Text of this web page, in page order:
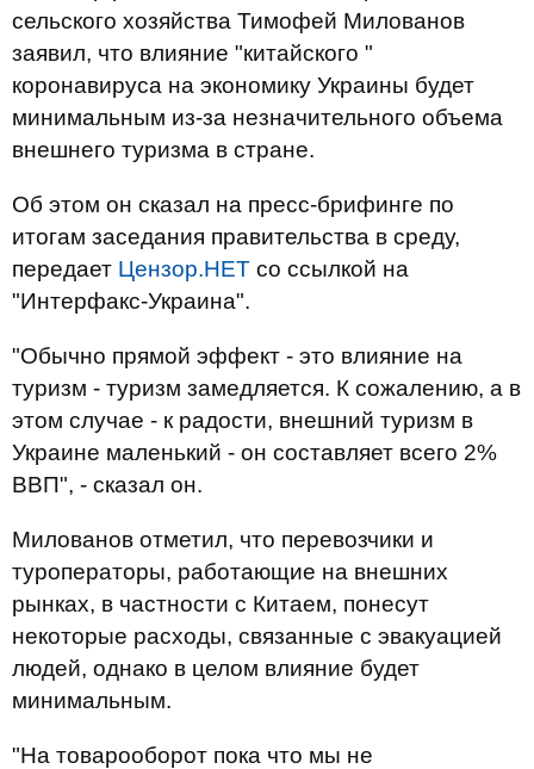
сельского хозяйства Тимофей Милованов
заявил, что влияние "китайского "
коронавируса на экономику Украины будет
минимальным из-за незначительного объема
внешнего туризма в стране.
Об этом он сказал на пресс-брифинге по
итогам заседания правительства в среду,
передает Цензор.НЕТ со ссылкой на
"Интерфакс-Украина".
"Обычно прямой эффект - это влияние на
туризм - туризм замедляется. К сожалению, а в
этом случае - к радости, внешний туризм в
Украине маленький - он составляет всего 2%
ВВП", - сказал он.
Милованов отметил, что перевозчики и
туроператоры, работающие на внешних
рынках, в частности с Китаем, понесут
некоторые расходы, связанные с эвакуацией
людей, однако в целом влияние будет
минимальным.
"На товарооборот пока что мы не